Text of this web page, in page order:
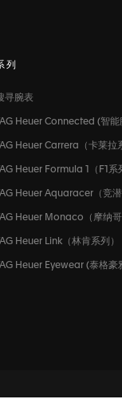
列
寻腕表
Heuer Connected (智能
Heuer Carrera（卡莱拉
Heuer Formula 1（F1系
Heuer Aquaracer（竞潜
Heuer Monaco（摩纳哥
Heuer Link（林肯系列）
Heuer Eyewear (泰格豪